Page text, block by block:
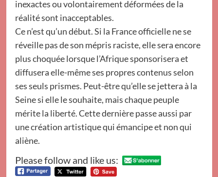
inexactes ou volontairement déformées de la
réalité sont inacceptables.
Ce n’est qu’un début. Si la France officielle ne se
réveille pas de son mépris raciste, elle sera encore
plus choquée lorsque l’Afrique sponsorisera et
diffusera elle-même ses propres contenus selon
ses seuls prismes. Peut-être qu’elle se jettera à la
Seine si elle le souhaite, mais chaque peuple
mérite la liberté. Cette dernière passe aussi par
une création artistique qui émancipe et non qui
aliène.
Please follow and like us: